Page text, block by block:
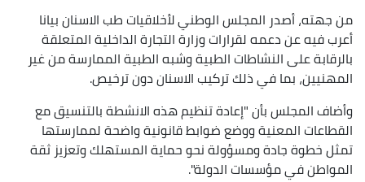
من جهته، أصدر المجلس الوطني لأخلاقيات طب الاسنان بيانا
أعرب فيه عن دعمه لقرارات وزارة التجارة الداخلية المتعلقة
بالرقابة على النشاطات الطبية وشبه الطبية الممارسة من غير
المهنيين، بما في ذلك تركيب الاسنان دون ترخيص.
وأضاف المجلس بأن "إعادة تنظيم هذه الانشطة بالتنسيق مع
القطاعات المعنية ووضع ضوابط قانونية واضحة لممارستها
تمثل خطوة جادة ومسؤولة نحو حماية المستهلك وتعزيز ثقة
المواطن في مؤسسات الدولة".